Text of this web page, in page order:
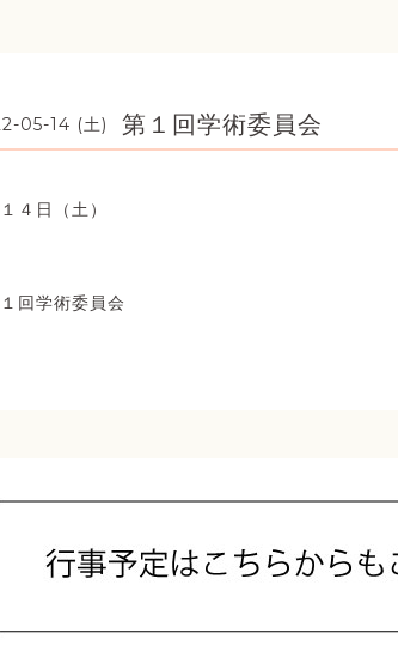
05-14 (土) 第１回学術委員会
４日（土）
回学術委員会